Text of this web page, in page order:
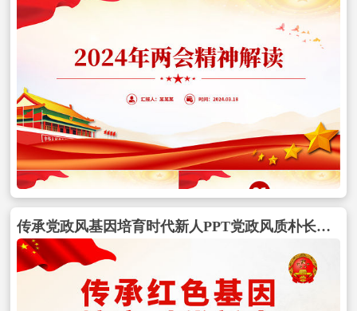
传承党政风基因培育时代新人PPT党政风质朴长辛店革命活动与伟大建党精神党史学习专题党课包含